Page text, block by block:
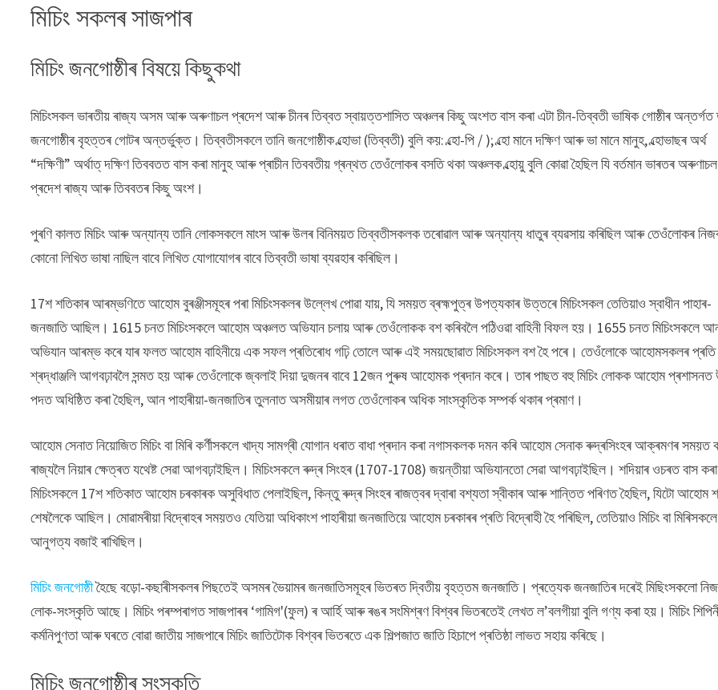
মিচিং সকলৰ সাজপাৰ
মিচিং জনগোষ্ঠীৰ বিষয়ে কিছুকথা
মিচিংসকল ভাৰতীয় ৰাজ্য অসম আৰু অৰুণাচল প্ৰদেশ আৰু চীনৰ তিব্বত স্বায়ত্তশাসিত অঞ্চলৰ কিছু অংশত বাস কৰা এটা চীন-তিব্বতী ভাষিক গোষ্ঠীৰ অন্তৰ্গত
জনগোষ্ঠীৰ বৃহত্তৰ গোটৰ অন্তৰ্ভুক্ত। তিব্বতীসকলে তানি জনগোষ্ঠীক ল্হোভা (তিব্বতী) বুলি কয়: ল্হো-পি / ); ল্হো মানে দক্ষিণ আৰু ভা মানে মানুহ, ল্হোভাছৰ অৰ্থ
“দক্ষিণী” অৰ্থাত্ দক্ষিণ তিববতত বাস কৰা মানুহ আৰু প্ৰাচীন তিববতীয় গ্ৰন্থত তেওঁলোকৰ বসতি থকা অঞ্চলক ল্হোয়ু বুলি কোৱা হৈছিল যি বৰ্তমান ভাৰতৰ অৰুণাচল
প্ৰদেশ ৰাজ্য আৰু তিববতৰ কিছু অংশ।
পুৰণি কালত মিচিং আৰু অন্যান্য তানি লোকসকলে মাংস আৰু উলৰ বিনিময়ত তিব্বতীসকলক তৰোৱাল আৰু অন্যান্য ধাতুৰ ব্যৱসায় কৰিছিল আৰু তেওঁলোকৰ
কোনো লিখিত ভাষা নাছিল বাবে লিখিত যোগাযোগৰ বাবে তিব্বতী ভাষা ব্যৱহাৰ কৰিছিল।
17শ শতিকাৰ আৰম্ভণিতে আহোম বুৰঞ্জীসমূহৰ পৰা মিচিংসকলৰ উল্লেখ পোৱা যায়, যি সময়ত ব্ৰহ্মপুত্ৰ উপত্যকাৰ উত্তৰে মিচিংসকল তেতিয়াও স্বাধীন পাহাৰ-
জনজাতি আছিল। 1615 চনত মিচিংসকলে আহোম অঞ্চলত অভিযান চলায় আৰু তেওঁলোকক বশ কৰিবলৈ পঠিওৱা বাহিনী বিফল হয়। 1655 চনত মিচিংসকলে
অভিযান আৰম্ভ কৰে যাৰ ফলত আহোম বাহিনীয়ে এক সফল প্ৰতিৰোধ গঢ়ি তোলে আৰু এই সময়ছোৱাত মিচিংসকল বশ হৈ পৰে। তেওঁলোকে আহোমসকলৰ প্ৰতি
শ্ৰদ্ধাঞ্জলি আগবঢ়াবলৈ সন্মত হয় আৰু তেওঁলোকে জ্বলাই দিয়া দুজনৰ বাবে 12জন পুৰুষ আহোমক প্ৰদান কৰে। তাৰ পাছত বহু মিচিং লোকক আহোম প্ৰশাসনত
পদত অধিষ্ঠিত কৰা হৈছিল, আন পাহাৰীয়া-জনজাতিৰ তুলনাত অসমীয়াৰ লগত তেওঁলোকৰ অধিক সাংস্কৃতিক সম্পৰ্ক থকাৰ প্ৰমাণ।
আহোম সেনাত নিয়োজিত মিচিং বা মিৰি কৰ্ণীসকলে খাদ্য সামগ্ৰী যোগান ধৰাত বাধা প্ৰদান কৰা নগাসকলক দমন কৰি আহোম সেনাক ৰুদ্ৰসিংহৰ আক্ৰমণৰ সময়ত
ৰাজ্যলৈ নিয়াৰ ক্ষেত্ৰত যথেষ্ট সেৱা আগবঢ়াইছিল। মিচিংসকলে ৰুদ্ৰ সিংহৰ (1707-1708) জয়ন্তীয়া অভিযানতো সেৱা আগবঢ়াইছিল। শদিয়াৰ ওচৰত বাস কৰা
মিচিংসকলে 17শ শতিকাত আহোম চৰকাৰক অসুবিধাত পেলাইছিল, কিন্তু ৰুদ্ৰ সিংহৰ ৰাজত্বৰ দ্বাৰা বশ্যতা স্বীকাৰ আৰু শান্তিত পৰিণত হৈছিল, যিটো আহোম
শেষলৈকে আছিল। মোৱামৰীয়া বিদ্ৰোহৰ সময়তও যেতিয়া অধিকাংশ পাহাৰীয়া জনজাতিয়ে আহোম চৰকাৰৰ প্ৰতি বিদ্ৰোহী হৈ পৰিছিল, তেতিয়াও মিচিং বা মিৰিসকলে
আনুগত্য বজাই ৰাখিছিল।
মিচিং জনগোষ্ঠীহৈছে বড়ো-কছাৰীসকলৰ পিছতেই অসমৰ ভৈয়ামৰ জনজাতিসমূহৰ ভিতৰত দ্বিতীয় বৃহত্তম জনজাতি। প্ৰত্যেক জনজাতিৰ দৰেই মিছিংসকলো
লোক-সংস্কৃতি আছে। মিচিং পৰম্পৰাগত সাজপাৰৰ ‘গামিগ'(ফুল) ৰ আৰ্হি আৰু ৰঙৰ সংমিশ্ৰণ বিশ্বৰ ভিতৰতেই লেখত ল’বলগীয়া বুলি গণ্য কৰা হয়। মিচিং
কৰ্মনিপুণতা আৰু ঘৰতে বোৱা জাতীয় সাজপাৰে মিচিং জাতিটোক বিশ্বৰ ভিতৰতে এক শিল্পজাত জাতি হিচাপে প্ৰতিষ্ঠা লাভত সহায় কৰিছে।
মিচিং জনগোষ্ঠীৰ সংস্কৃতি